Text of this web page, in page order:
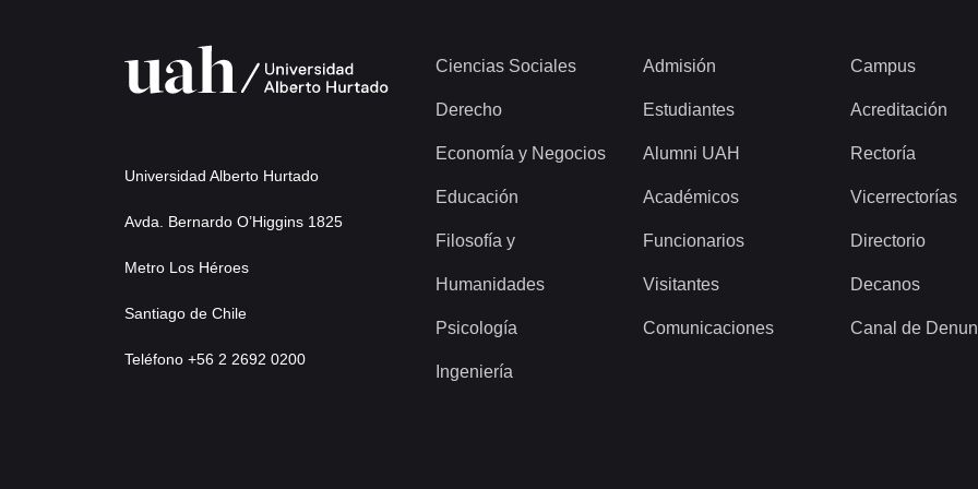
Universidad Alberto Hurtado
Avda. Bernardo O’Higgins 1825
Metro Los Héroes
Santiago de Chile
Teléfono +56 2 2692 0200
Ciencias Sociales
Derecho
Economía y Negocios
Educación
Filosofía y
Humanidades
Psicología
Ingeniería
Admisión
Estudiantes
Alumni UAH
Académicos
Funcionarios
Visitantes
Comunicaciones
Campus
Acreditación
Rectoría
Vicerrectorías
Directorio
Decanos
Canal de